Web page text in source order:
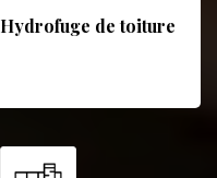
Hydrofuge de toiture